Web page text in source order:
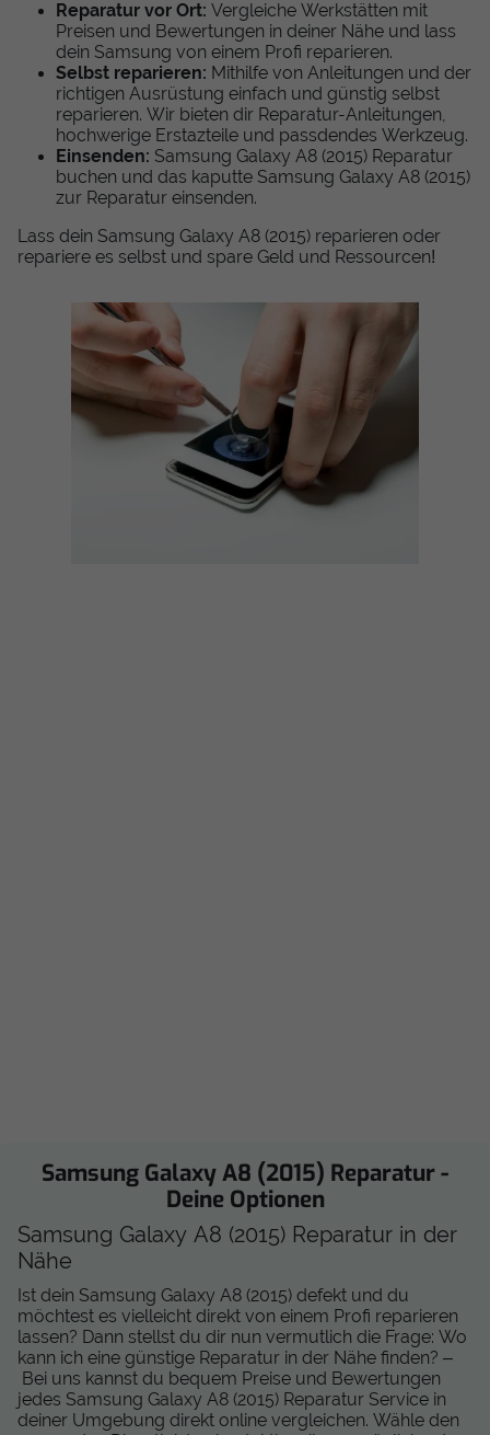
Reparatur vor Ort:Vergleiche Werkstätten mit
Preisen und Bewertungen in deiner Nähe und lass
dein Samsung von einem Profi reparieren.
Selbst reparieren: Mithilfe von Anleitungen und der
richtigen Ausrüstung einfach und günstig selbst
reparieren. Wir bieten dir Reparatur-Anleitungen,
hochwerige Erstazteile und passdendes Werkzeug.
Einsenden: Samsung Galaxy A8 (2015) Reparatur
buchen und das kaputte Samsung Galaxy A8 (2015)
zur Reparatur einsenden.
Lass dein Samsung Galaxy A8 (2015) reparieren oder
repariere es selbst und spare Geld und Ressourcen!
Samsung Galaxy A8 (2015) Reparatur -
Deine Optionen
Samsung Galaxy A8 (2015) Reparatur in der
Nähe
Ist dein Samsung Galaxy A8 (2015) defekt und du
möchtest es vielleicht direkt von einem Profi reparieren
lassen? Dann stellst du dir nun vermutlich die Frage: Wo
kann ich eine günstige Reparatur in der Nähe finden? –
Bei uns kannst du bequem Preise und Bewertungen
jedes Samsung Galaxy A8 (2015) Reparatur Service in
deiner Umgebung direkt online vergleichen. Wähle den